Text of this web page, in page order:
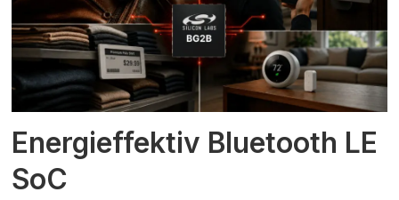
Energieffektiv Bluetooth LE
SoC